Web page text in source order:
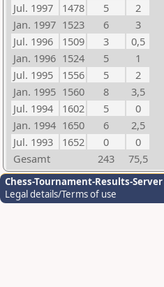
Jul. 1997
1478 5
2
Jan. 1997 1523 6
3
Jul. 1996
1509 3
0,5
Jan. 1996 1524 5
1
Jul. 1995
1556 5
2
Jan. 1995 1560 8
3,5
Jul. 1994
1602 5
0
Jan. 1994 1650 6
2,5
Jul. 1993
1652 0
0
Gesamt
243 75,5
Chess-Tournament-Results-Server
Legal details/Terms of use